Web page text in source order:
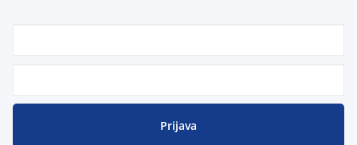
Prijava